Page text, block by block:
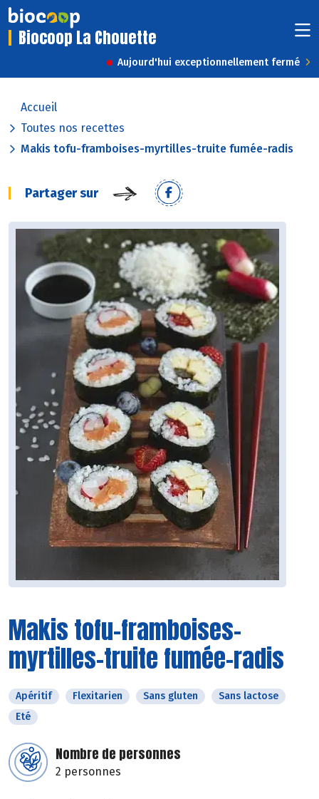
Biocoop La Chouette
Aujourd'hui exceptionnellement fermé
Accueil
Toutes nos recettes
Makis tofu-framboises-myrtilles-truite fumée-radis
Partager sur
Makis tofu-framboises-
myrtilles-truite fumée-radis
Apéritif Flexitarien Sans gluten
Sans lactose
Eté
Nombre de personnes
2 personnes